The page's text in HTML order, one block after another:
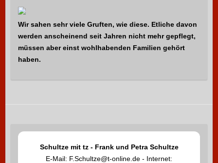
Wir sahen sehr viele Gruften, wie diese. Etliche davon
werden anscheinend seit Jahren nicht mehr gepflegt,
müssen aber einst wohlhabenden Familien gehört
haben.
Schultze mit tz - Frank und Petra Schultze
E-Mail: F.Schultze@t-online.de - Internet: